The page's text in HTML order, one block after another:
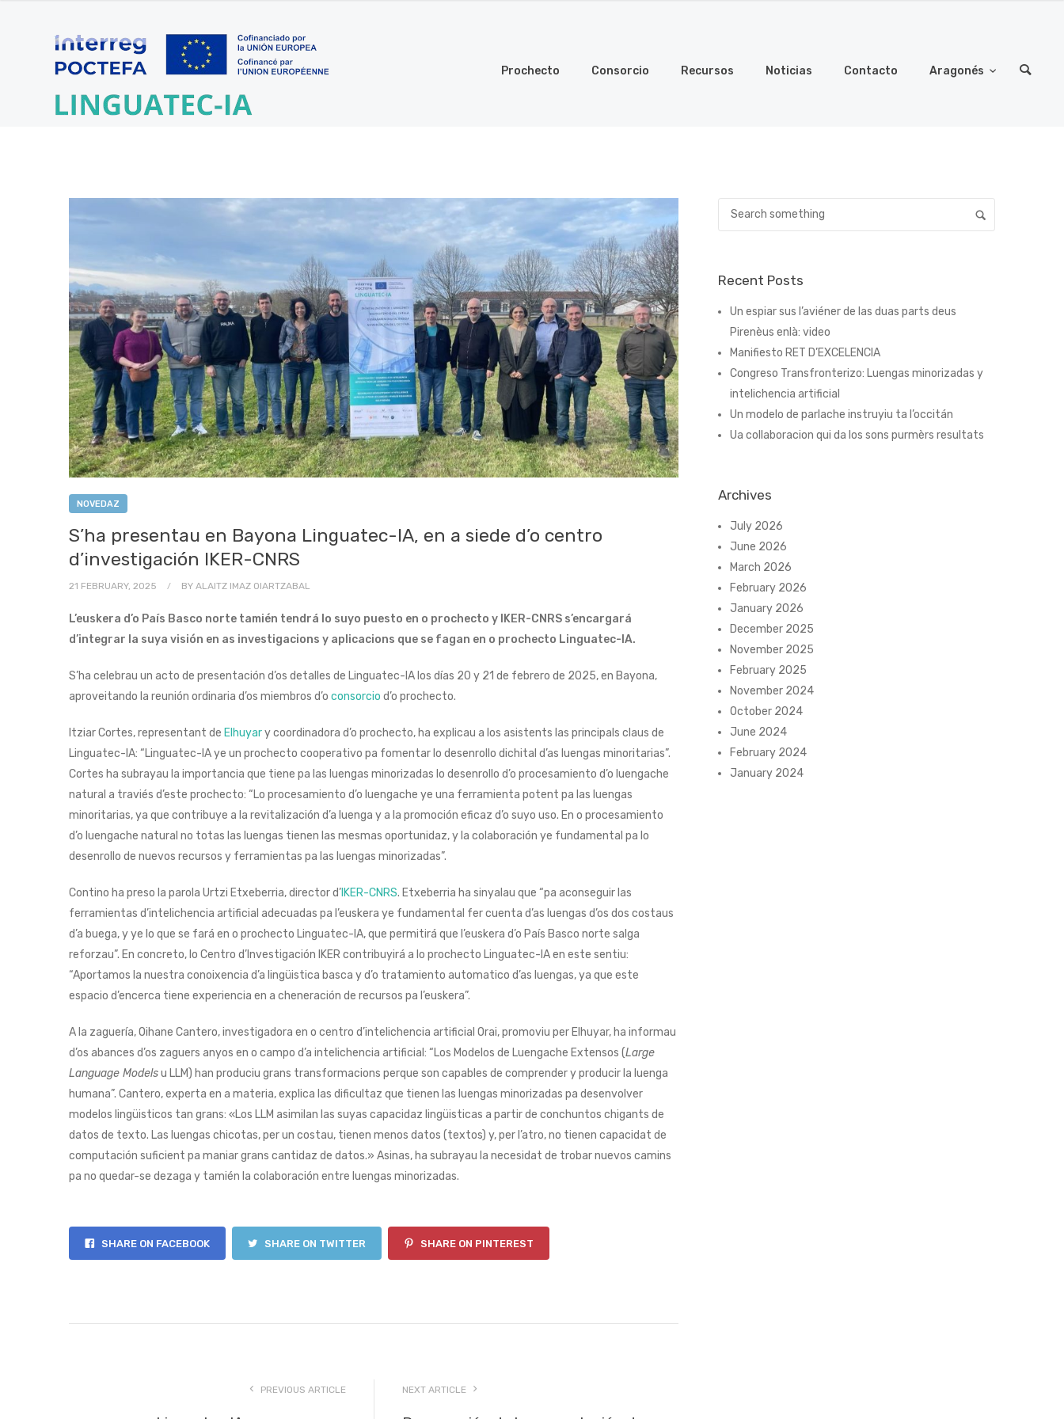
Prochecto Consorcio Recursos Noticias Contacto Aragonés
NOVEDAZ
S’ha presentau en Bayona Linguatec-IA, en a siede d’o centro
d’investigación IKER-CNRS
21 FEBRUARY, 2025 BY ALAITZ IMAZ OIARTZABAL
L’euskera d’o País Basco norte tamién tendrá lo suyo puesto en o prochecto y IKER-CNRS s’encargará
d’integrar la suya visión en as investigacions y aplicacions que se fagan en o prochecto Linguatec-IA.
S’ha celebrau un acto de presentación d’os detalles de Linguatec-IA los días 20 y 21 de febrero de 2025, en Bayona,
aproveitando la reunión ordinaria d’os miembros d’o consorcio d’o prochecto.
Itziar Cortes, representant de Elhuyary coordinadora d’o prochecto, ha explicau a los asistents las principals claus de
Linguatec-IA: “Linguatec-IA ye un prochecto cooperativo pa fomentar lo desenrollo dichital d’as luengas minoritarias”.
Cortes ha subrayau la importancia que tiene pa las luengas minorizadas lo desenrollo d’o procesamiento d’o luengache
natural a traviés d’este prochecto: “Lo procesamiento d’o luengache ye una ferramienta potent pa las luengas
minoritarias, ya que contribuye a la revitalización d’a luenga y a la promoción eficaz d’o suyo uso. En o procesamiento
d’o luengache natural no totas las luengas tienen las mesmas oportunidaz, y la colaboración ye fundamental pa lo
desenrollo de nuevos recursos y ferramientas pa las luengas minorizadas”.
Contino ha preso la parola Urtzi Etxeberria, director d’IKER-CNRS. Etxeberria ha sinyalau que “pa aconseguir las
ferramientas d’intelichencia artificial adecuadas pa l’euskera ye fundamental fer cuenta d’as luengas d’os dos costaus
d’a buega, y ye lo que se fará en o prochecto Linguatec-IA, que permitirá que l’euskera d’o País Basco norte salga
reforzau”. En concreto, lo Centro d’Investigación IKER contribuyirá a lo prochecto Linguatec-IA en este sentiu:
“Aportamos la nuestra conoixencia d’a lingüistica basca y d’o tratamiento automatico d’as luengas, ya que este
espacio d’encerca tiene experiencia en a cheneración de recursos pa l’euskera”.
A la zaguería, Oihane Cantero, investigadora en o centro d’intelichencia artificial Orai, promoviu per Elhuyar, ha informau
d’os abances d’os zaguers anyos en o campo d’a intelichencia artificial: “Los Modelos de Luengache Extensos (Large
Language Modelsu LLM) han produciu grans transformacions perque son capables de comprender y producir la luenga
humana”. Cantero, experta en a materia, explica las dificultaz que tienen las luengas minorizadas pa desenvolver
modelos lingüisticos tan grans: «Los LLM asimilan las suyas capacidaz lingüisticas a partir de conchuntos chigants de
datos de texto. Las luengas chicotas, per un costau, tienen menos datos (textos) y, per l’atro, no tienen capacidat de
computación suficient pa maniar grans cantidaz de datos.» Asinas, ha subrayau la necesidat de trobar nuevos camins
pa no quedar-se dezaga y tamién la colaboración entre luengas minorizadas.
SHARE ON FACEBOOK SHARE ON TWITTER SHARE ON PINTEREST
PREVIOUS ARTICLE NEXT ARTICLE
Recent Posts
Un espiar sus l’aviéner de las duas parts deus
Pirenèus enlà: video
Manifiesto RET D’EXCELENCIA
Congreso Transfronterizo: Luengas minorizadas y
intelichencia artificial
Un modelo de parlache instruyiu ta l’occitán
Ua collaboracion qui da los sons purmèrs resultats
Archives
July 2026
June 2026
March 2026
February 2026
January 2026
December 2025
November 2025
February 2025
November 2024
October 2024
June 2024
February 2024
January 2024